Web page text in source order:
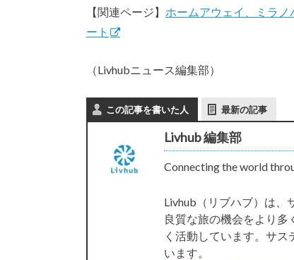
【関連ページ】 ホームアウェイ、ミラ
ート
（Livhubニュース編集部）
この記事を書いた人 最新の記事
Livhub 編集部
Connecting the world
Livhub（リブハブ）は、
良質な旅の機会をより
く活動しています。サ
います。